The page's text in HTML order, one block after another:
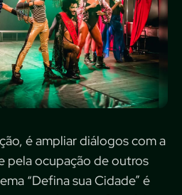
é ampliar diálogos com a
pela ocupação de outros
“Defina sua Cidade” é